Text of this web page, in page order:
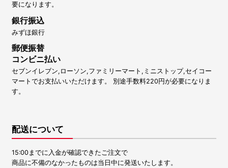
要になります。
銀行振込
みずほ銀行
郵便振替
コンビニ払い
セブンイレブン,ローソン,ファミリーマート,ミニストップ,セイコー
マートでお支払いいただけます。 別途手数料220円が必要になりま
す。
配送について
15:00までに入金が確認できたご注文で
商品に不備のなかったものは当日中に発送いたします。